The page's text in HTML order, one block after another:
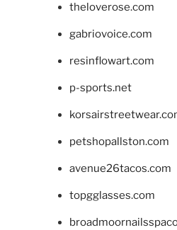
theloverose.com
gabriovoice.com
resinflowart.com
p-sports.net
petshopallston.com
avenue26tacos.com
topgglasses.com